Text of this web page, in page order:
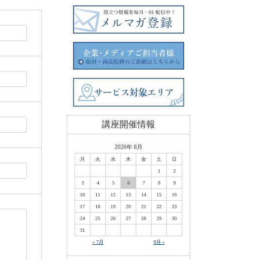
講座開催情報
2026年 8月
月 火 水 木 金 土 日
1 2
3 4 5 6 7 8 9
10 11 12 13 14 15 16
17 18 19 20 21 22 23
24 25 26 27 28 29 30
31
« 7月 9月 »